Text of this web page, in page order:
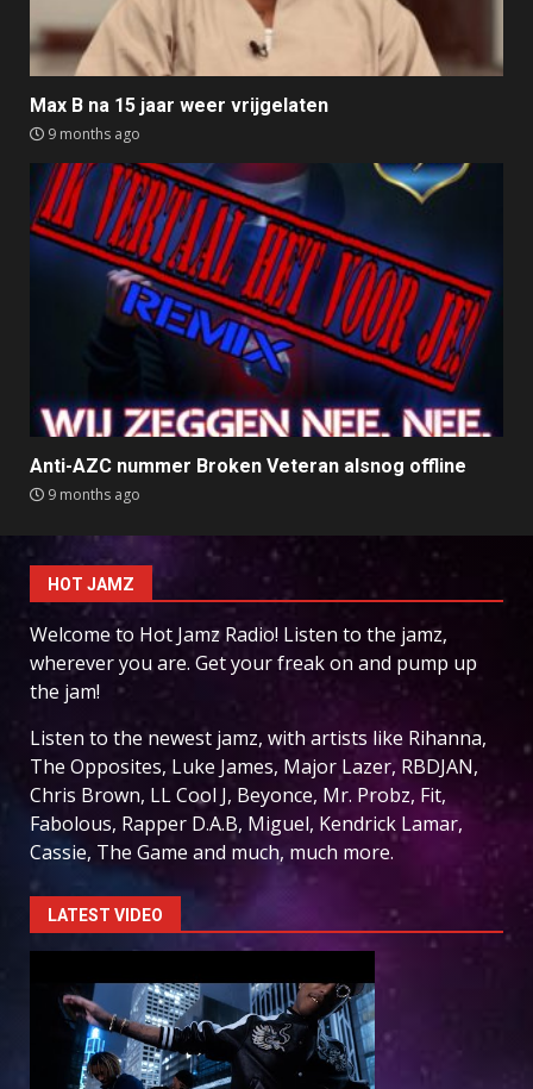
Max B na 15 jaar weer vrijgelaten
9 months ago
Anti-AZC nummer Broken Veteran alsnog offline
9 months ago
HOT JAMZ
Welcome to Hot Jamz Radio! Listen to the jamz,
wherever you are. Get your freak on and pump up
the jam!
Listen to the newest jamz, with artists like Rihanna,
The Opposites, Luke James, Major Lazer, RBDJAN,
Chris Brown, LL Cool J, Beyonce, Mr. Probz, Fit,
Fabolous, Rapper D.A.B, Miguel, Kendrick Lamar,
Cassie, The Game and much, much more.
LATEST VIDEO